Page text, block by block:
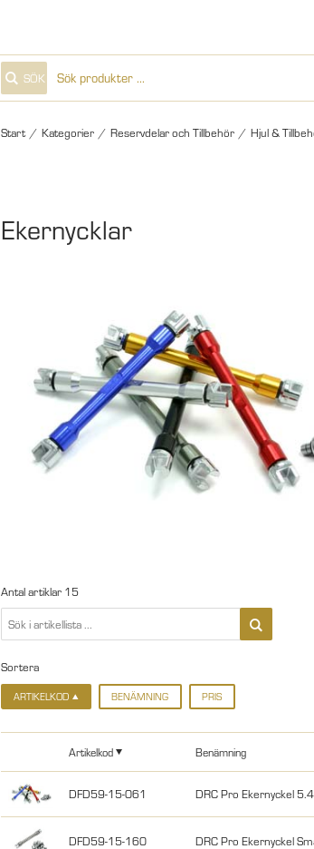
SÖK
Start / Kategorier / Reservdelar och Tillbehör / Hjul &
Ekernycklar
Antal artiklar 15
Sortera
ARTIKELKOD BENÄMNING PRIS
Artikelkod Benämning
DFD59-15-061 DRC Pro Ekernyckel
DFD59-15-160 DRC Pro Ekernyckel